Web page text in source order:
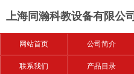
上海同瀚科教设备有限公司
网站首页 公司简介
联系我们 产品目录